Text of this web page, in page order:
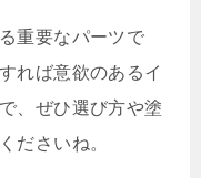
重要なパーツで
れば意欲のあるイ
、ぜひ選び方や塗
ださいね。